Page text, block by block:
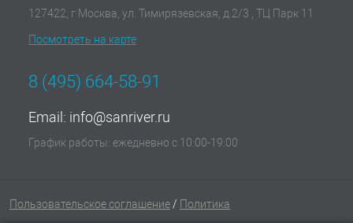
127422, г Москва, ул. Тимирязевская, д.2/3 , ТЦ Парк 11
Посмотреть на карте
8 (495) 664-58-91
Email: info@sanriver.ru
График работы: ежедневно с 10:00-19:00
Пользовательское соглашение / Политика